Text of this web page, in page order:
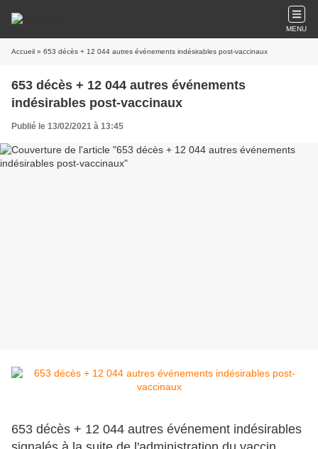
MENU
Accueil » 653 décès + 12 044 autres événements indésirables post-vaccinaux
653 décès + 12 044 autres événements
indésirables post-vaccinaux
Publié le 13/02/2021 à 13:45
653 décès + 12 044 autres événement indésirables